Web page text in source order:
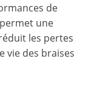
de
une
les pertes
vie des braises